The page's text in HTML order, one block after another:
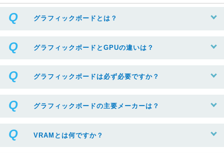
グラフィックボードとは？
グラフィックボードとGPUの違いは？
グラフィックボードは必ず必要ですか？
グラフィックボードの主要メーカーは？
VRAMとは何ですか？